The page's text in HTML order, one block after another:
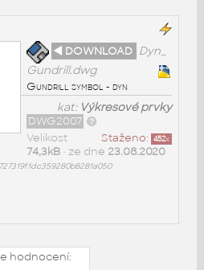
◄ DOWNLOAD Dyn_
Gundrill.dwg
Gundrill symbol - dyn
kat: Výkresové prvky
DWG2007
Staženo: 452x
Velikost
74,3kB• ze dne 23.08.2020
hodnocení: